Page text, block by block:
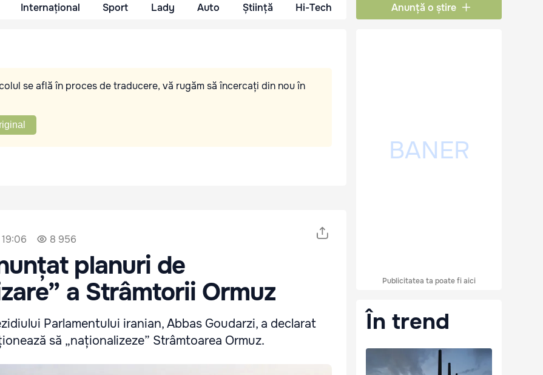
Internațional Sport Lady Auto Știință Hi-Tech Anunță o știre
se află în proces de traducere, vă rugăm să încercați din nou în
8 956
planuri de
a Strâmtorii Ormuz
Parlamentului iranian, Abbas Goudarzi, a declarat
să „naționalizeze” Strâmtoarea Ormuz.
Publicitatea ta poate fi aici
În trend